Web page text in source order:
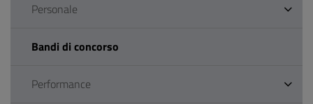
Personale
Bandi di concorso
Performance